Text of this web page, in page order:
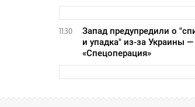
11:30
Запад предупредили о
и упадка" из-за Украины
«Спецоперация»